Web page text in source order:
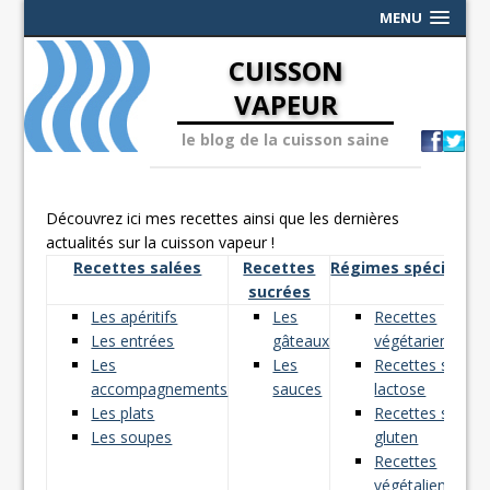
MENU
CUISSON
VAPEUR
le blog de la cuisson saine
Découvrez ici mes recettes ainsi que les dernières
actualités sur la cuisson vapeur !
Recettes salées
Recettes
sucrées
Régimes spéciaux
Les apéritifs
Les entrées
Les
accompagnements
Les plats
Les soupes
Les
gâteaux
Les
sauces
Recettes
végétariennes
Recettes sans
lactose
Recettes sans
gluten
Recettes
végétaliennes